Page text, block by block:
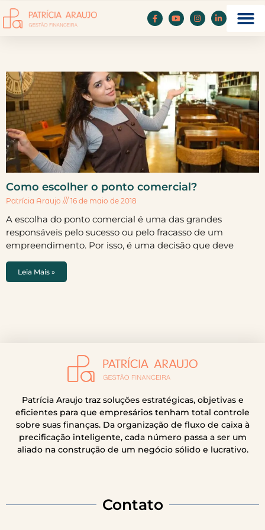
Como escolher o ponto comercial?
Patrícia Araujo 16 de maio de 2018
A escolha do ponto comercial é uma das grandes
responsáveis pelo sucesso ou pelo fracasso de um
empreendimento. Por isso, é uma decisão que deve
Leia Mais »
Patrícia Araujo traz soluções estratégicas, objetivas e
eficientes para que empresários tenham total controle
sobre suas finanças. Da organização de fluxo de caixa à
precificação inteligente, cada número passa a ser um
aliado na construção de um negócio sólido e lucrativo.
Contato